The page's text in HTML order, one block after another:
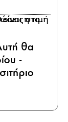
θα
-